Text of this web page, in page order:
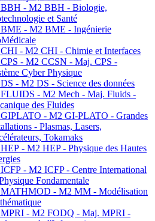
- M2 BBH - Biologie,
et Santé
- M2 BME - Ingénierie
- M2 CHI - Chimie et Interfaces
- M2 CCSN - Maj. CPS -
Cyber Physique
- M2 DS - Science des données
- M2 Mech - Maj. Fluids -
des Fluides
- M2 GI-PLATO - Grandes
- Plasmas, Lasers,
Tokamaks
- M2 HEP - Physique des Hautes
- M2 ICFP - Centre International
Fondamentale
- M2 MM - Modélisation
- M2 FODQ - Maj. MPRI -